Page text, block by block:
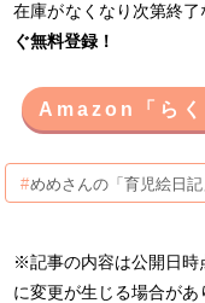
在庫がなくなり次第終了
ぐ無料登録！
Amazon「らく
めめさんの「育児絵日記
※記事の内容は公開日時
に変更が生じる場合があ